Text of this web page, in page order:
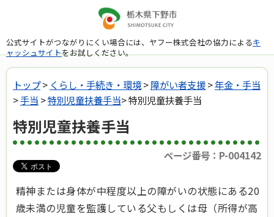
公式サイトがつながりにくい場合には、ヤフー株式会社の協力によるキ
ャッシュサイトをお試しください。
トップ> くらし・手続き・環境>障がい者支援>年金・手当
>手当 >特別児童扶養手当> 特別児童扶養手当
特別児童扶養手当
ページ番号：P-004142
精神または身体が中程度以上の障がいの状態にある20
歳未満の児童を監護している父もしくは母（所得が高